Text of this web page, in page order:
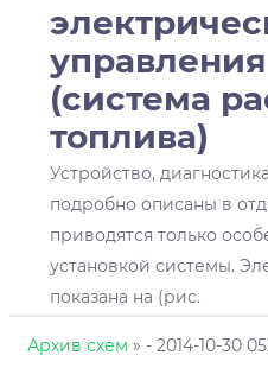
управления
(система
топлива)
Устройство,
подробно описаны в
приводятся только
установкой системы.
показана на (рис.
Архив схем » - 2014-10-30